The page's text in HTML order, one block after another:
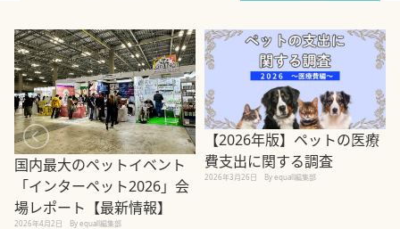
国内最大のペットイベント
「インターペット2026」会
場レポート【最新情報】
2026年4月2日 By equall編集部
【2026年版】ペットの医療
費支出に関する調査
2026年3月26日 By equall編集部